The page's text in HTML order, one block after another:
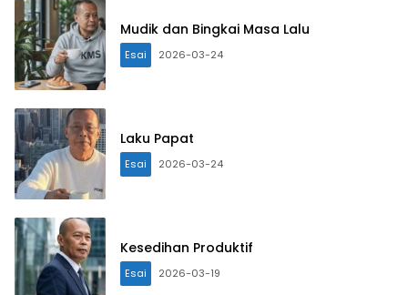
Mudik dan Bingkai Masa Lalu
Esai 2026-03-24
Laku Papat
Esai 2026-03-24
Kesedihan Produktif
Esai 2026-03-19